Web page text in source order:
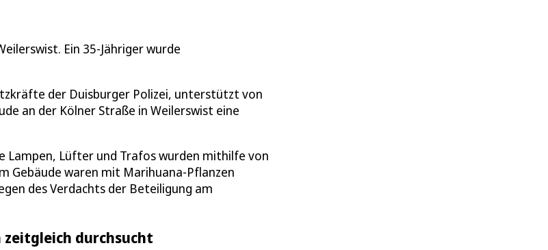
Ein 35-Jähriger wurde
der Duisburger Polizei, unterstützt von
an der Kölner Straße in Weilerswist eine
Lampen, Lüfter und Trafos wurden mithilfe von
Gebäude waren mit Marihuana-Pflanzen
des Verdachts der Beteiligung am
durchsucht